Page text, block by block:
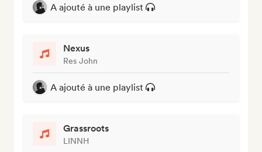
A ajouté à une playlist
Nexus
Res John
A ajouté à une playlist
Grassroots
LINNH